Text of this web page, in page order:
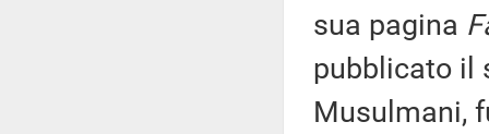
sua pagina
pubblicato il
Musulmani,